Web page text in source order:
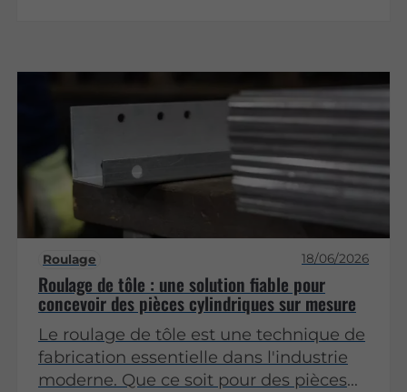
l’architecture à l’automobile. Cet article
examine les différentes facettes du
cintrage métallique, en mettant l’accent
sur son importance dans la création de
formes techniques complexes.
Roulage 18/06/2026
Roulage de tôle : une solution fiable pour
concevoir des pièces cylindriques sur mesure
Le roulage de tôle est une technique de
fabrication essentielle dans l'industrie
moderne. Que ce soit pour des pièces